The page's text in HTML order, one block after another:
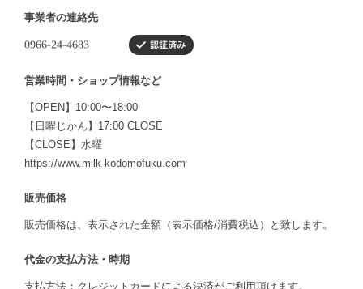
事業者の連絡先
営業時間・ショップ情報など
【OPEN】10:00〜18:00
【日曜じかん】17:00 CLOSE
【CLOSE】水曜
https://www.milk-kodomofuku.com
販売価格
販売価格は、表示された金額（表示価格/消費税込）と致します。
代金の支払方法・時期
支払方法：クレジットカードによる決済がご利用頂けます。